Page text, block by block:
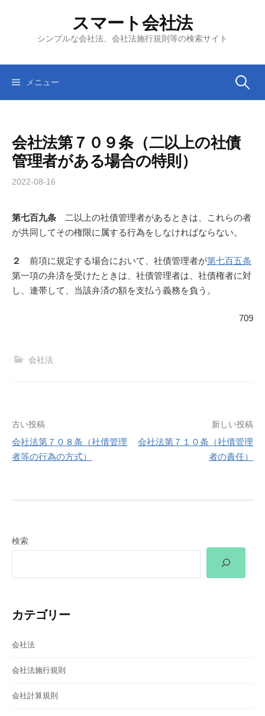
ツ
スマート会社法
シンプルな会社法、会社法施行規則等の検索サイト
メニュー 検
会社法第７０９条（二以上の社債
管理者がある場合の特則）
2022-08-16
第七百九条 二以上の社債管理者があるときは、これらの者
が共同してその権限に属する行為をしなければならない。
２ 前項に規定する場合において、社債管理者が第七百五条
第一項の弁済を受けたときは、社債管理者は、社債権者に対
し、連帯して、当該弁済の額を支払う義務を負う。
709
会社法
投
稿
ー
シ
古い投稿
会社法第７０８条（社債管理
者等の行為の方式）
新しい投稿
会社法第７１０条（社債管理
者の責任）
検索
カテゴリー
会社法
会社法施行規則
会社計算規則